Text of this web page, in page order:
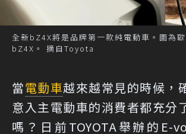
全新bZ4X將是品牌第一款純電動車。圖為
bZ4X。 摘自Toyota
當電動車越來越常見的時候，
意入主電動車的消費者都充分
嗎？日前TOYOTA舉辦的E-